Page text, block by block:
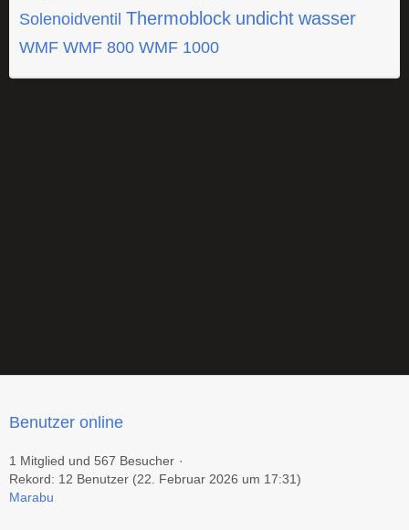
Solenoidventil Thermoblock undicht wasser
WMF WMF 800 WMF 1000
Benutzer online
1 Mitglied und 567 Besucher
Rekord: 12 Benutzer (22. Februar 2026 um 17:31)
Marabu